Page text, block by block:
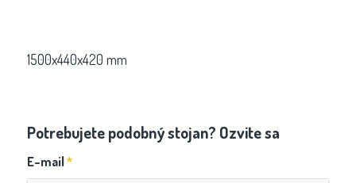
1500x440x420 mm
Potrebujete podobný stojan? Ozvite sa
E-mail*